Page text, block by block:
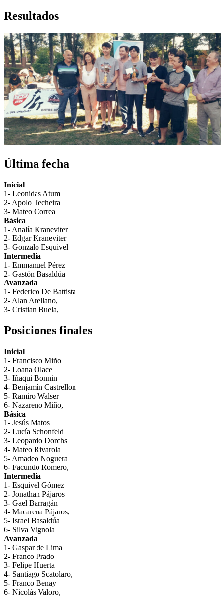
Resultados
Última fecha
Inicial
1- Leonidas Atum
2- Apolo Techeira
3- Mateo Correa
Básica
1- Analía Kraneviter
2- Edgar Kraneviter
3- Gonzalo Esquivel
Intermedia
1- Emmanuel Pérez
2- Gastón Basaldúa
Avanzada
1- Federico De Battista
2- Alan Arellano,
3- Cristian Buela,
Posiciones finales
Inicial
1- Francisco Miño
2- Loana Olace
3- Iñaqui Bonnin
4- Benjamín Castrellon
5- Ramiro Walser
6- Nazareno Miño,
Básica
1- Jesús Matos
2- Lucía Schonfeld
3- Leopardo Dorchs
4- Mateo Rivarola
5- Amadeo Noguera
6- Facundo Romero,
Intermedia
1- Esquivel Gómez
2- Jonathan Pájaros
3- Gael Barragán
4- Macarena Pájaros,
5- Israel Basaldúa
6- Silva Vignola
Avanzada
1- Gaspar de Lima
2- Franco Prado
3- Felipe Huerta
4- Santiago Scatolaro,
5- Franco Benay
6- Nicolás Valoro,